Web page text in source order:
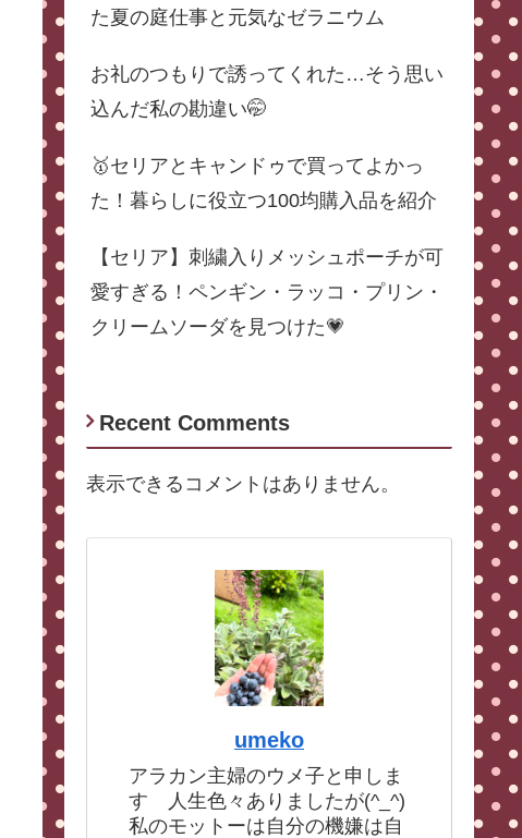
た夏の庭仕事と元気なゼラニウム
お礼のつもりで誘ってくれた…そう思い
込んだ私の勘違い🤭
🥇セリアとキャンドゥで買ってよかっ
た！暮らしに役立つ100均購入品を紹介
【セリア】刺繍入りメッシュポーチが可
愛すぎる！ペンギン・ラッコ・プリン・
クリームソーダを見つけた💗
Recent Comments
表示できるコメントはありません。
umeko
アラカン主婦のウメ子と申しま
す 人生色々ありましたが(^_^)
私のモットーは自分の機嫌は自